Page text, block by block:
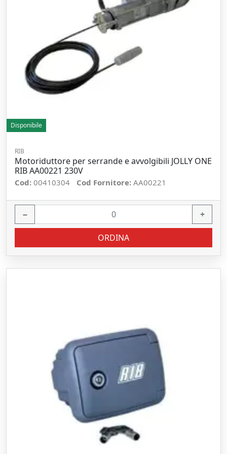
Disponibile
RIB
Motoriduttore per serrande e avvolgibili JOLLY ONE
RIB AA00221 230V
Cod: 00410304 Cod Fornitore: AA00221
− +
ORDINA